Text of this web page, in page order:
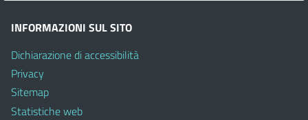
INFORMAZIONI SUL SITO
Dichiarazione di accessibilità
Privacy
Sitemap
Statistiche web